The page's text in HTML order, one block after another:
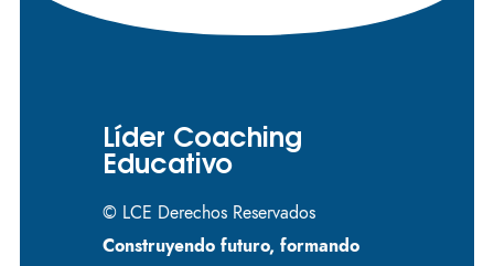
Líder Coaching
Educativo
© LCE Derechos Reservados
Construyendo futuro, formando